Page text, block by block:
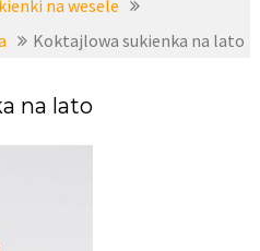
na wesele
Koktajlowa sukienka na lato
na lato